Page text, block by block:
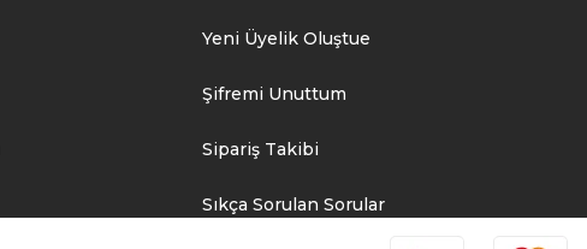
Yeni Üyelik Oluştue
Şifremi Unuttum
Sipariş Takibi
Sıkça Sorulan Sorular